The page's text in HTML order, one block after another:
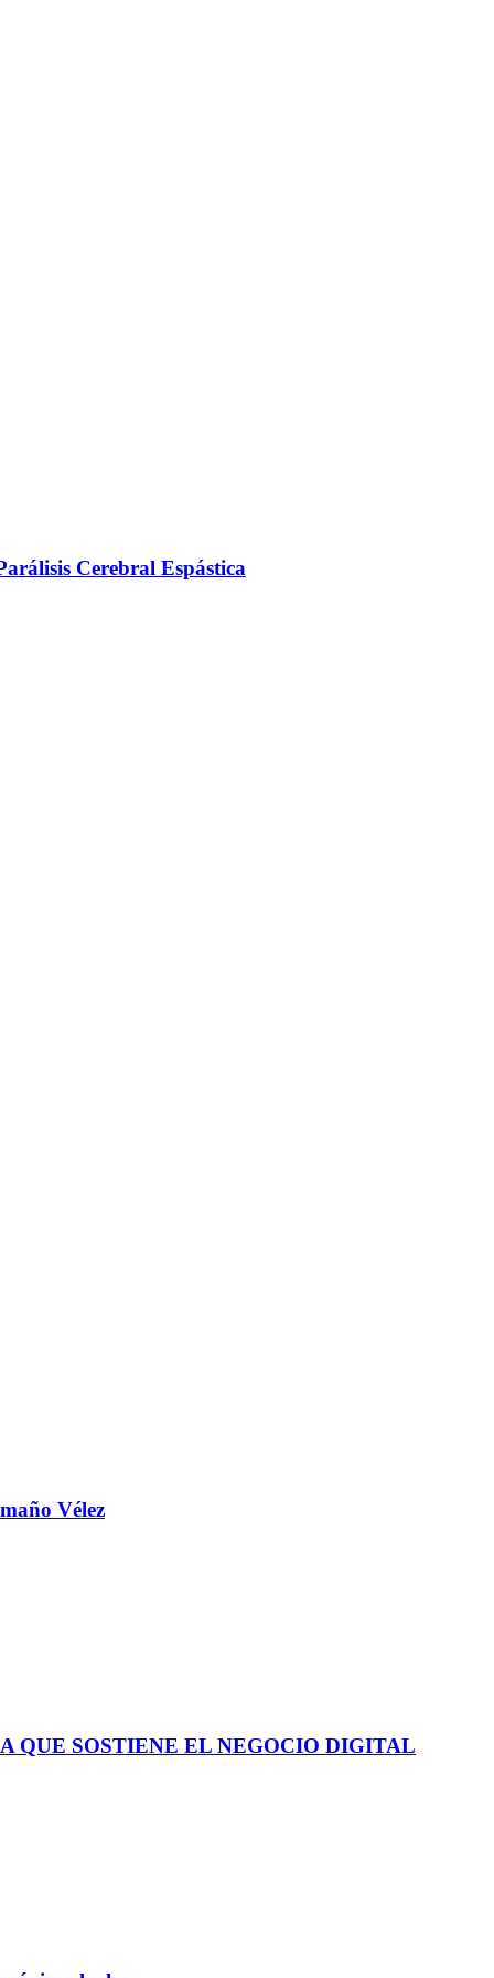
Cerebral Espástica
Vélez
QUE SOSTIENE EL NEGOCIO DIGITAL